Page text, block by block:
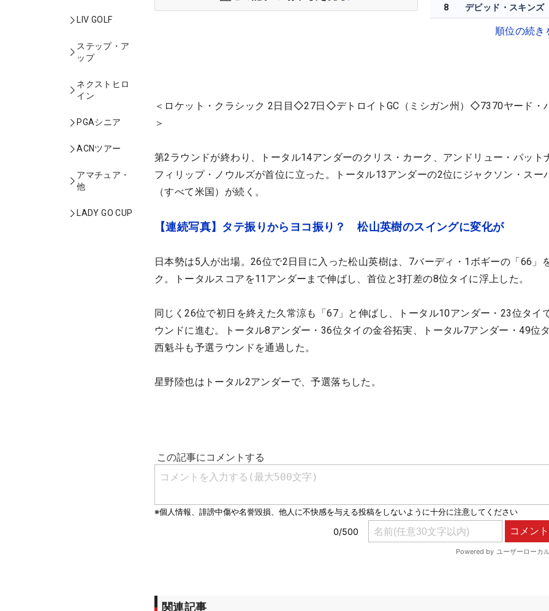
LIV GOLF
ステップ・ア
ップ
ネクストヒロ
イン
PGAシニア
ACNツアー
アマチュア・
他
LADY GO CUP
8 デビッド・スキンズ
順位の続き
＜ロケット・クラシック 2日目◇27日◇デトロイトGC（ミシガン州）◇7370ヤード・
＞
第2ラウンドが終わり、トータル14アンダーのクリス・カーク、アンドリュー・パット
フィリップ・ノウルズが首位に立った。トータル13アンダーの2位にジャクソン・スー
（すべて米国）が続く。
【連続写真】タテ振りからヨコ振り？ 松山英樹のスイングに変化が
日本勢は5人が出場。26位で2日目に入った松山英樹は、7バーディ・1ボギーの「66」
ク。トータルスコアを11アンダーまで伸ばし、首位と3打差の8位タイに浮上した。
同じく26位で初日を終えた久常涼も「67」と伸ばし、トータル10アンダー・23位タイ
ウンドに進む。トータル8アンダー・36位タイの金谷拓実、トータル7アンダー・49位
西魁斗も予選ラウンドを通過した。
星野陸也はトータル2アンダーで、予選落ちした。
関連記事